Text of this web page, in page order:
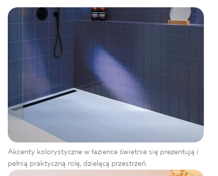
Akcenty kolorystyczne w łazience świetnie się prezentują i
pełnią praktyczną rolę, dzielącą przestrzeń.